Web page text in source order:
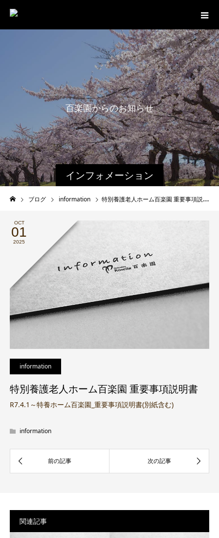
インフォメーション
百楽園からのお知らせです。
ブログ information 特別養護老人ホーム百楽園 重要事項説明書
OCT
01
2025
information
特別養護老人ホーム百楽園 重要事項説明書
R7.4.1～特養ホーム百楽園_重要事項説明書(別紙含む)
information
関連記事